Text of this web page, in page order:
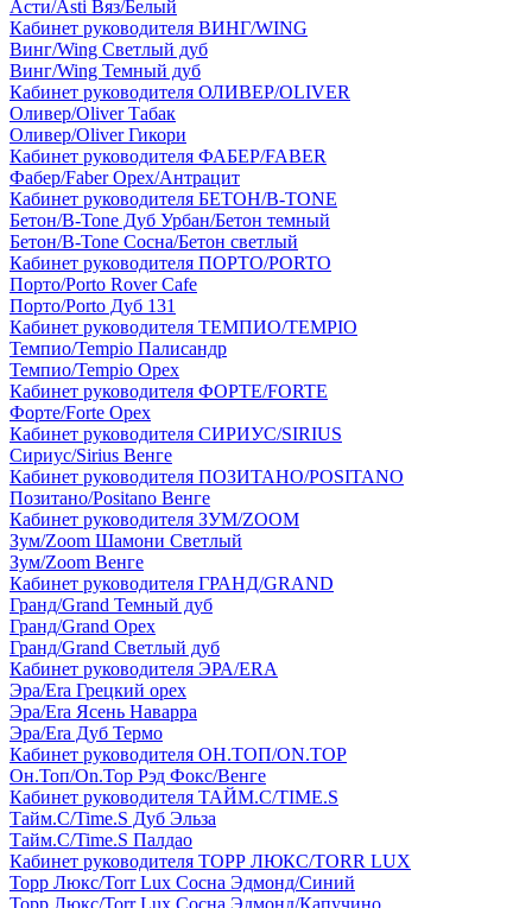
Асти/Asti Вяз/Белый
Кабинет руководителя ВИНГ/WING
Винг/Wing Светлый дуб
Винг/Wing Темный дуб
Кабинет руководителя ОЛИВЕР/OLIVER
Оливер/Oliver Табак
Оливер/Oliver Гикори
Кабинет руководителя ФАБЕР/FABER
Фабер/Faber Орех/Антрацит
Кабинет руководителя БЕТОН/B-TONE
Бетон/B-Tone Дуб Урбан/Бетон темный
Бетон/B-Tone Сосна/Бетон светлый
Кабинет руководителя ПОРТО/PORTO
Порто/Porto Rover Cafe
Порто/Porto Дуб 131
Кабинет руководителя ТЕМПИО/TEMPIO
Темпио/Tempio Палисандр
Темпио/Tempio Орех
Кабинет руководителя ФОРТЕ/FORTE
Форте/Forte Орех
Кабинет руководителя СИРИУС/SIRIUS
Сириус/Sirius Венге
Кабинет руководителя ПОЗИТАНО/POSITANO
Позитано/Positano Венге
Кабинет руководителя ЗУМ/ZOOM
Зум/Zoom Шамони Светлый
Зум/Zoom Венге
Кабинет руководителя ГРАНД/GRAND
Гранд/Grand Темный дуб
Гранд/Grand Орех
Гранд/Grand Светлый дуб
Кабинет руководителя ЭРА/ERA
Эра/Era Грецкий орех
Эра/Era Ясень Наварра
Эра/Era Дуб Термо
Кабинет руководителя ОН.ТОП/ON.TOP
Он.Топ/On.Top Рэд Фокс/Венге
Кабинет руководителя ТАЙМ.С/TIME.S
Тайм.С/Time.S Дуб Эльза
Тайм.С/Time.S Палдао
Кабинет руководителя ТОРР ЛЮКС/TORR LUX
Торр Люкс/Torr Lux Сосна Эдмонд/Синий
Торр Люкс/Torr Lux Сосна Эдмонд/Капучино